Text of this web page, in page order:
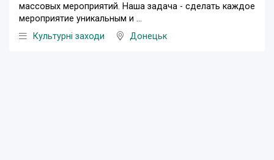
массовых мероприятий. Наша задача - сделать каждое
мероприятие уникальным и ...
Культурні заходи
Донецьк